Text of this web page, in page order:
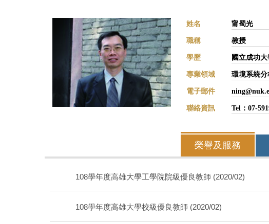
姓名 甯蜀光
職稱 教授
學歷 國立成功
專業領域 環境系統
電子郵件
聯絡資訊 Tel：07-
榮譽及服務
108學年度高雄大學工學院院級優良教師 (2020/02)
108學年度高雄大學校級優良教師 (2020/02)